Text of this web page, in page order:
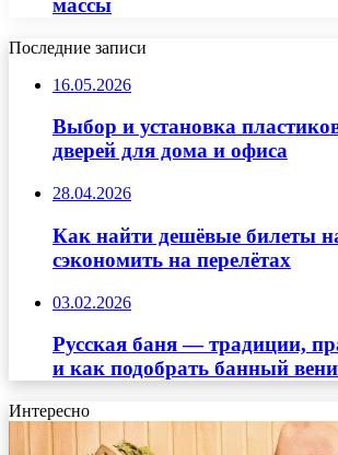
массы
Последние записи
16.05.2026
Выбор и установка
дверей для дома и офиса
28.04.2026
Как найти дешёвые билеты
сэкономить на перелётах
03.02.2026
Русская баня — традиции,
и как подобрать банный
Интересно